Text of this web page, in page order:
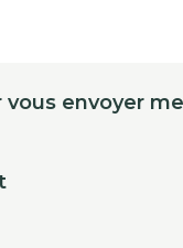
envoyer